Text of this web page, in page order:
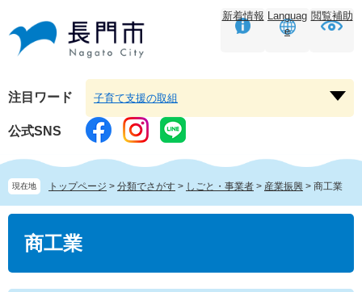
頭
す。
飛
し
本
文
へ
新着情報 Languag
e
閲覧補助
注目ワード
ー
を
子育て支援の取組
公式SNS
現在地 トップページ > 分類でさがす > しごと・事業者 > 産業振興 > 商工業
商工業